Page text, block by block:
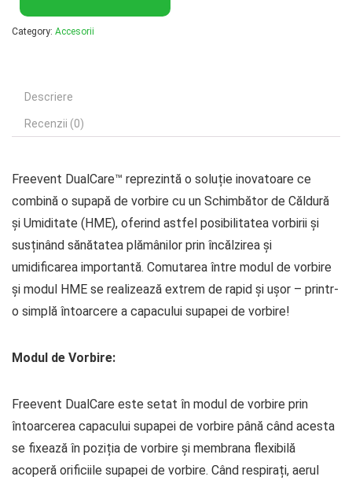
Category: Accesorii
Descriere
Recenzii (0)
Freevent DualCare™ reprezintă o soluție inovatoare ce
combină o supapă de vorbire cu un Schimbător de Căldură
și Umiditate (HME), oferind astfel posibilitatea vorbirii și
susținând sănătatea plămânilor prin încălzirea și
umidificarea importantă. Comutarea între modul de vorbire
și modul HME se realizează extrem de rapid și ușor – printr-
o simplă întoarcere a capacului supapei de vorbire!
Modul de Vorbire:
Freevent DualCare este setat în modul de vorbire prin
întoarcerea capacului supapei de vorbire până când acesta
se fixează în poziția de vorbire și membrana flexibilă
acoperă orificiile supapei de vorbire. Când respirați, aerul